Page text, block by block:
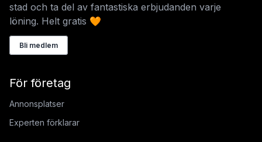
stad och ta del av fantastiska erbjudanden varje
löning. Helt gratis 🧡
Bli medlem
För företag
Annonsplatser
Experten förklarar